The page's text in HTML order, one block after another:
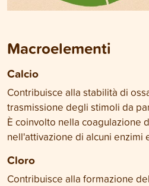
Macroelementi
Calcio
Contribuisce alla stabilità di
trasmissione degli stimoli da
È coinvolto nella coagulazione
nell'attivazione di alcuni enzimi
Cloro
Contribuisce alla formazione